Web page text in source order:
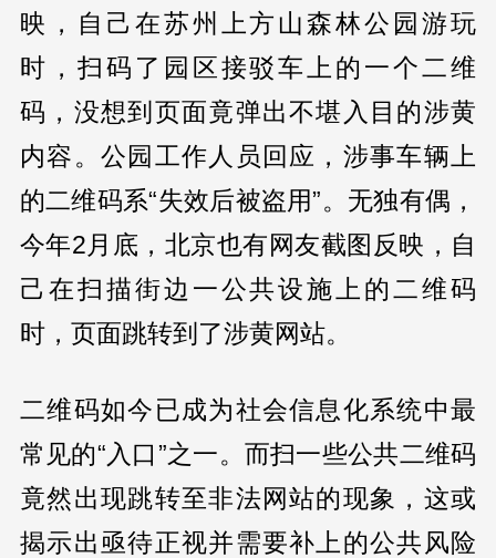
映，自己在苏州上方山森林公园游玩
时，扫码了园区接驳车上的一个二维
码，没想到页面竟弹出不堪入目的涉黄
内容。公园工作人员回应，涉事车辆上
的二维码系“失效后被盗用”。无独有偶，
今年2月底，北京也有网友截图反映，自
己在扫描街边一公共设施上的二维码
时，页面跳转到了涉黄网站。
二维码如今已成为社会信息化系统中最
常见的“入口”之一。而扫一些公共二维码
竟然出现跳转至非法网站的现象，这或
揭示出亟待正视并需要补上的公共风险